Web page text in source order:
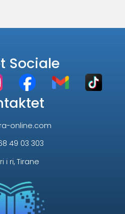
Sociale
online.com
49 03 303
i ri, Tirane